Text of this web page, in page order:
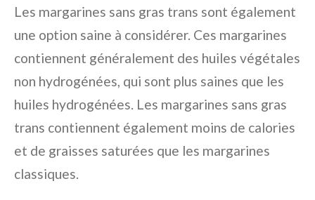
Les margarines sans gras trans sont également
une option saine à considérer. Ces margarines
contiennent généralement des huiles végétales
non hydrogénées, qui sont plus saines que les
huiles hydrogénées. Les margarines sans gras
trans contiennent également moins de calories
et de graisses saturées que les margarines
classiques.